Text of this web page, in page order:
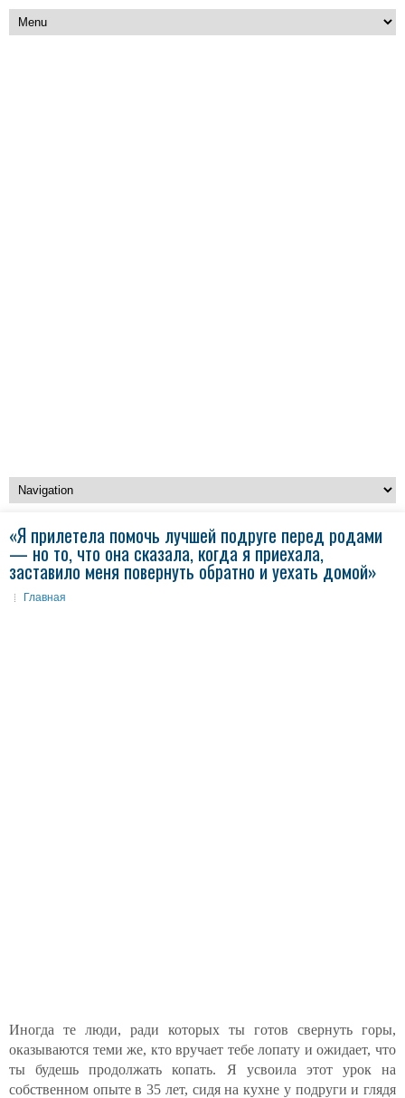
«Я прилетела помочь лучшей подруге перед родами
— но то, что она сказала, когда я приехала,
заставило меня повернуть обратно и уехать домой»
Главная
Иногда те люди, ради которых ты готов свернуть горы,
оказываются теми же, кто вручает тебе лопату и ожидает, что
ты будешь продолжать копать. Я усвоила этот урок на
собственном опыте в 35 лет, сидя на кухне у подруги и глядя